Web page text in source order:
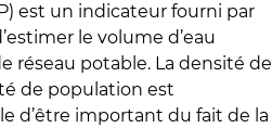
est un indicateur fourni par
le volume d’eau
réseau potable. La densité de
de population est
d’être important du fait de la